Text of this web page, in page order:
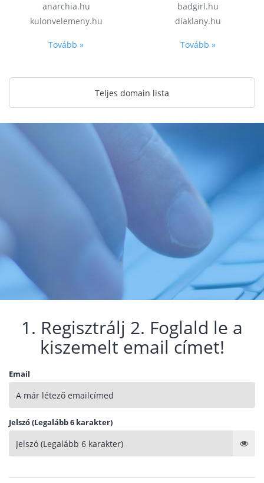
anarchia.hu
kulonvelemeny.hu
Tovább »
badgirl.hu
diaklany.hu
Tovább »
Teljes domain lista
1. Regisztrálj 2. Foglald le a
kiszemelt email címet!
Email
Jelszó (Legalább 6 karakter)